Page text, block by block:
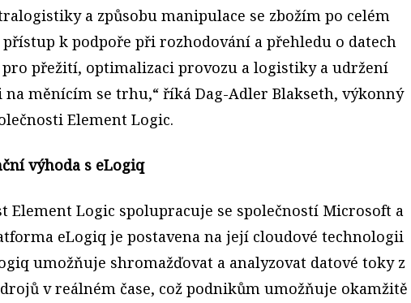
a způsobu manipulace se zbožím po celém
přístup k podpoře při rozhodování a přehledu o datech
přežití, optimalizaci provozu a logistiky a udržení
na měnícím se trhu,“ říká Dag-Adler Blakseth, výkonný
Element Logic.
výhoda s eLogiq
Element Logic spolupracuje se společností Microsoft a
eLogiq je postavena na její cloudové technologii
umožňuje shromažďovat a analyzovat datové toky z
v reálném čase, což podnikům umožňuje okamžitě